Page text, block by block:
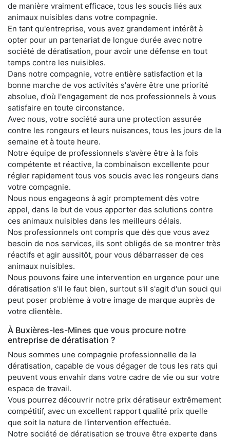
de manière vraiment efficace, tous les soucis liés aux
animaux nuisibles dans votre compagnie.
En tant qu'entreprise, vous avez grandement intérêt à
opter pour un partenariat de longue durée avec notre
société de dératisation, pour avoir une défense en tout
temps contre les nuisibles.
Dans notre compagnie, votre entière satisfaction et la
bonne marche de vos activités s'avère être une priorité
absolue, d'où l'engagement de nos professionnels à vous
satisfaire en toute circonstance.
Avec nous, votre société aura une protection assurée
contre les rongeurs et leurs nuisances, tous les jours de la
semaine et à toute heure.
Notre équipe de professionnels s'avère être à la fois
compétente et réactive, la combinaison excellente pour
régler rapidement tous vos soucis avec les rongeurs dans
votre compagnie.
Nous nous engageons à agir promptement dès votre
appel, dans le but de vous apporter des solutions contre
ces animaux nuisibles dans les meilleurs délais.
Nos professionnels ont compris que dès que vous avez
besoin de nos services, ils sont obligés de se montrer très
réactifs et agir aussitôt, pour vous débarrasser de ces
animaux nuisibles.
Nous pouvons faire une intervention en urgence pour une
dératisation s'il le faut bien, surtout s'il s'agit d'un souci qui
peut poser problème à votre image de marque auprès de
votre clientèle.
À Buxières-les-Mines que vous procure notre
entreprise de dératisation ?
Nous sommes une compagnie professionnelle de la
dératisation, capable de vous dégager de tous les rats qui
peuvent vous envahir dans votre cadre de vie ou sur votre
espace de travail.
Vous pourrez découvrir notre prix dératiseur extrêmement
compétitif, avec un excellent rapport qualité prix quelle
que soit la nature de l'intervention effectuée.
Notre société de dératisation se trouve être experte dans